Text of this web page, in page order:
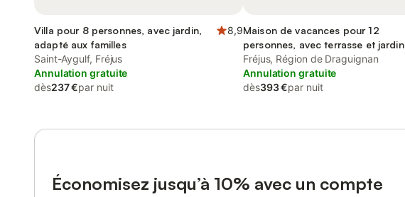
Villa pour 8 personnes, avec jardin,
adapté aux familles
8,9
Saint-Aygulf, Fréjus
Annulation gratuite
dès237 €par nuit
Maison de vacances pour 12
personnes, avec terrasse et jardin
Fréjus, Région de Draguignan
Annulation gratuite
dès393 €par nuit
Économisez jusqu’à 10% avec un compte